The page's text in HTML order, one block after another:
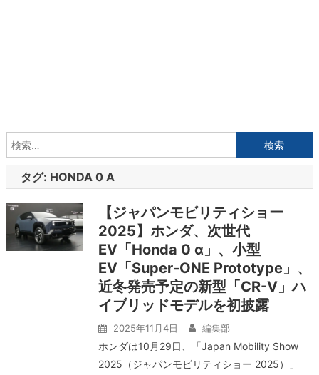
索:
タグ: HONDA 0 Α
【ジャパンモビリティショー
2025】ホンダ、次世代
EV「Honda 0 α」、小型
EV「Super-ONE Prototype」、
近冬発売予定の新型「CR-V」ハ
イブリッドモデルを初披露
2025年11月4日 編集部
ホンダは10月29日、「Japan Mobility Show
2025（ジャパンモビリティショー 2025）」